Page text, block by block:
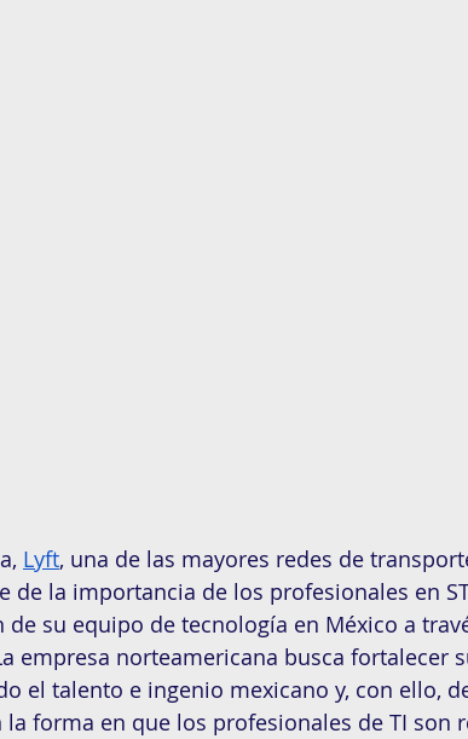
Lyft, una de las mayores redes de
de la importancia de los profesionales en
de su equipo de tecnología en México a
empresa norteamericana busca fortalecer
el talento e ingenio mexicano y, con ello,
forma en que los profesionales de TI son